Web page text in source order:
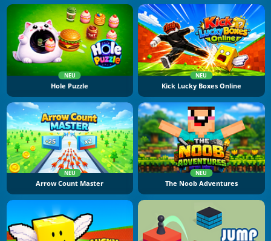
NEU
Hole Puzzle
NEU
Kick Lucky Boxes Online
NEU
Arrow Count Master
NEU
The Noob Adventures